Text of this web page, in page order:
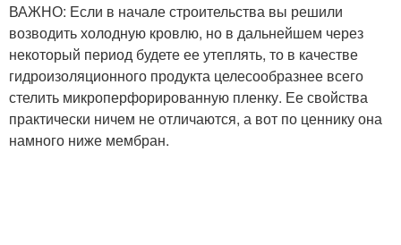
ВАЖНО: Если в начале строительства вы решили
возводить холодную кровлю, но в дальнейшем через
некоторый период будете ее утеплять, то в качестве
гидроизоляционного продукта целесообразнее всего
стелить микроперфорированную пленку. Ее свойства
практически ничем не отличаются, а вот по ценнику она
намного ниже мембран.